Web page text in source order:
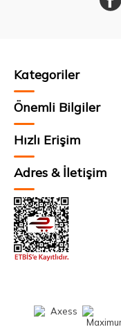
Kategoriler
Önemli Bilgiler
Hızlı Erişim
Adres & İletişim